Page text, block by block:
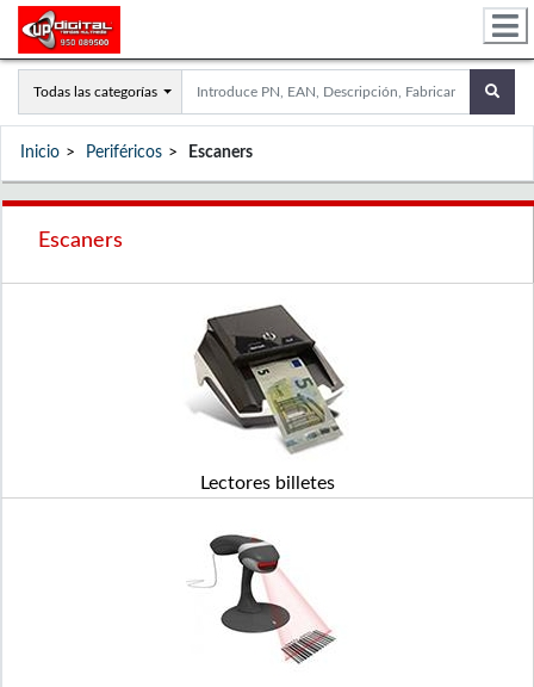
Todas las categorías
Inicio Periféricos Escaners
Escaners
Lectores billetes